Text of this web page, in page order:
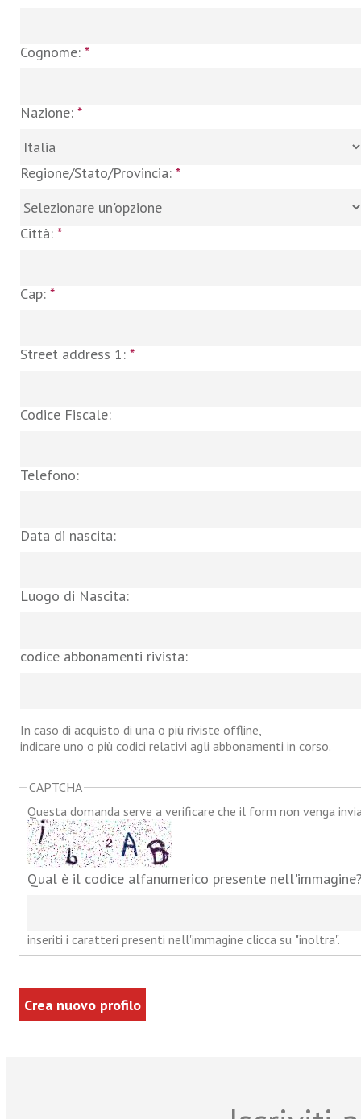
Cognome: *
Nazione: *
Regione/Stato/Provincia: *
Città: *
Cap: *
Street address 1: *
Codice Fiscale:
Telefono:
Data di nascita:
Luogo di Nascita:
codice abbonamenti rivista:
In caso di acquisto di una o più riviste offline,
indicare uno o più codici relativi agli abbonamenti in corso.
CAPTCHA
Questa domanda serve a verificare che il form non venga
Qual è il codice alfanumerico presente
inseriti i caratteri presenti nell'immagine clicca su "inoltra".